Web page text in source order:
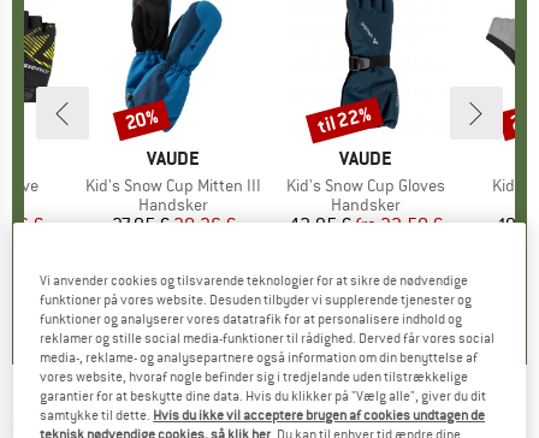
pris
€
MÆRKE
VAUDE
Artikel
Kid's Snow Cup Mitten III
Produktgruppe
Handsker
Pris
37,95 €Nedsat pris
30,36 €
5,0(5)
Rabat
20%
MÆRKE
VAUDE
Artikel
Kid's Snow Cup Gloves
Produktgruppe
Handsker
Pris
42,95 € Nedsat pris
fra33,50 €
5,0(2)
Rabat
til 22%
Artikel
Kid's
SNOWLIFE - Junior Orion DT Mitten -
Vi anvender cookies og tilsvarende teknologier for at sikre de nødvendige
funktioner på vores website. Desuden tilbyder vi supplerende tjenester og
funktioner og analyserer vores datatrafik for at personalisere indhold og
reklamer og stille social media-funktioner til rådighed. Derved får vores social
media-, reklame- og analysepartnere også information om din benyttelse af
vores website, hvoraf nogle befinder sig i tredjelande uden tilstrækkelige
garantier for at beskytte dine data. Hvis du klikker på "Vælg alle", giver du dit
samtykke til dette. Hvis du ikke vil acceptere brugen af cookies undtagen de
teknisk nødvendige cookies, så klik her . Du kan til enhver tid ændre dine